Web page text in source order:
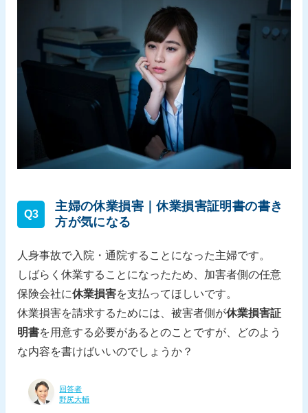
Q3
主婦の休業損害｜休業損害証明書の書き
方が気になる
人身事故で入院・通院することになった主婦です。
しばらく休業することになったため、加害者側の任意
保険会社に休業損害を支払ってほしいです。
休業損害を請求するためには、被害者側が休業損害証
明書を用意する必要があるとのことですが、どのよう
な内容を書けばいいのでしょうか？
回答者
野尻大輔